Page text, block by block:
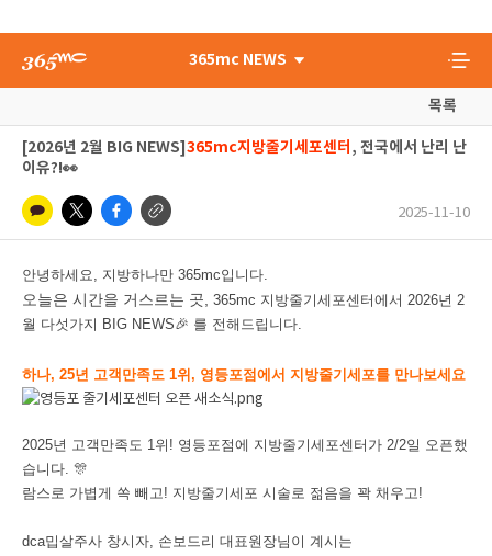
365mc NEWS
목록
[2026년 2월 BIG NEWS] 365mc지방줄기세포센터 , 전국에서 난리 난
이유?!👀
2025-11-10
안녕하세요, 지방하나만 365mc입니다.
오늘은 시간을 거스르는 곳, 365mc 지방줄기세포센터에서 2026년 2
월 다섯 가지 BIG NEWS🎉 를 전해드립니다.
하나, 25년 고객만족도 1위, 영등포점에서 지방줄기세포를 만나보세요
2025년 고객만족도 1위! 영등포점에 지방줄기세포센터가 2/2일 오픈했
습니다. 🎊
람스로 가볍게 쏙 빼고! 지방줄기세포 시술로 젊음을 꽉 채우고!
dca밉살주사 창시자, 손보드리 대표원장님이 계시는